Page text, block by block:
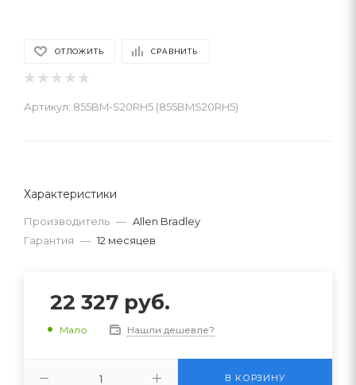
ОТЛОЖИТЬ СРАВНИТЬ
Артикул: 855BM-S20RH5 (855BMS20RH5)
Характеристики
Производитель — Allen Bradley
Гарантия — 12 месяцев
22 327 руб.
Мало Нашли дешевле?
В КОРЗИНУ